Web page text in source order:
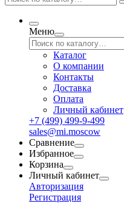
Меню
Каталог
О компании
Контакты
Доставка
Оплата
Личный кабинет
+7 (499) 499-9-499
sales@mi.moscow
Сравнение
Избранное
Корзина
Личный кабинет
Авторизация
Регистрация